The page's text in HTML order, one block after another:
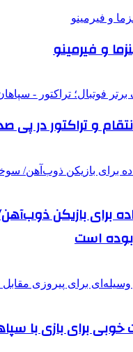
و فیرمینو
و تراکتور در پی
برای بازیکن
خوبی برای بازی با